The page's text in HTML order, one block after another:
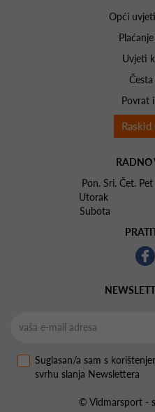
Opći
Uvjeti
Povrat
RADNO
Pon. Sri. Čet.
Utorak
Subota
Suglasan/a sam s
svrhu slanja Newslettera
© Vidmarsport -